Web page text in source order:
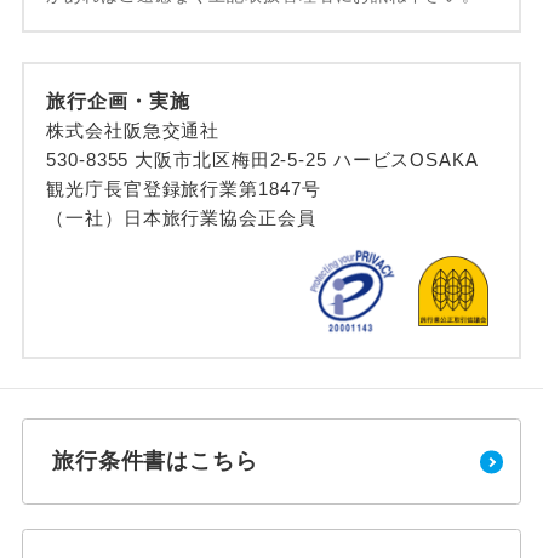
旅行企画・実施
株式会社阪急交通社
530-8355 大阪市北区梅田2-5-25 ハービスOSAKA
観光庁長官登録旅行業第1847号
（一社）日本旅行業協会正会員
旅行条件書はこちら